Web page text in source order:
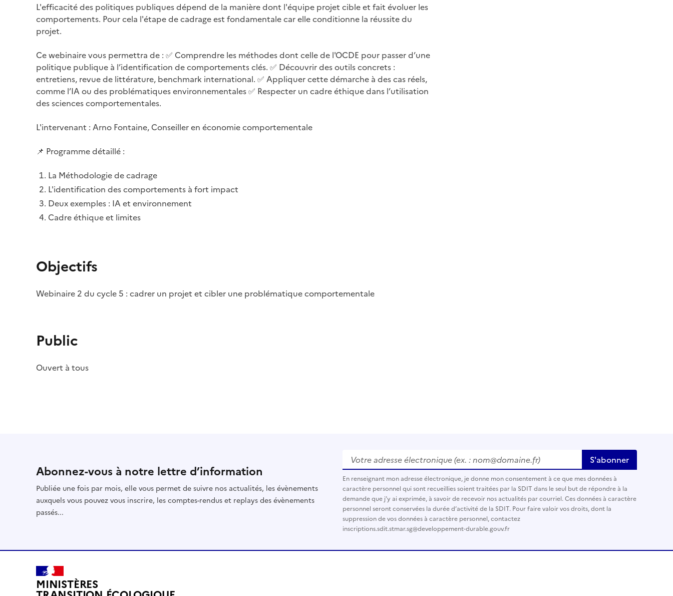
L'efficacité des politiques publiques dépend de la manière dont l'équipe projet cible et fait évoluer les
comportements. Pour cela l'étape de cadrage est fondamentale car elle conditionne la réussite du
projet.
Ce webinaire vous permettra de : ✅ Comprendre les méthodes dont celle de l'OCDE pour passer d’une
politique publique à l’identification de comportements clés. ✅ Découvrir des outils concrets :
entretiens, revue de littérature, benchmark international. ✅ Appliquer cette démarche à des cas réels,
comme l’IA ou des problématiques environnementales ✅ Respecter un cadre éthique dans l’utilisation
des sciences comportementales.
L'intervenant : Arno Fontaine, Conseiller en économie comportementale
📌 Programme détaillé :
La Méthodologie de cadrage
L'identification des comportements à fort impact
Deux exemples : IA et environnement
Cadre éthique et limites
Objectifs
Webinaire 2 du cycle 5 : cadrer un projet et cibler une problématique comportementale
Public
Ouvert à tous
Abonnez-vous à notre lettre d’information
Publiée une fois par mois, elle vous permet de suivre nos actualités, les évènements
auxquels vous pouvez vous inscrire, les comptes-rendus et replays des évènements
passés...
Votre adresse électronique (ex. : nom@domaine.fr)* S'abonner
En renseignant mon adresse électronique, je donne mon consentement à ce que mes données à
caractère personnel qui sont recueillies soient traitées par la SDIT dans le seul but de répondre à la
demande que j’y ai exprimée, à savoir de recevoir nos actualités par courriel. Ces données à caractère
personnel seront conservées la durée d’activité de la SDIT. Pour faire valoir vos droits, dont la
suppression de vos données à caractère personnel, contactez
inscriptions.sdit.stmar.sg@developpement-durable.gouv.fr
MINISTÈRES